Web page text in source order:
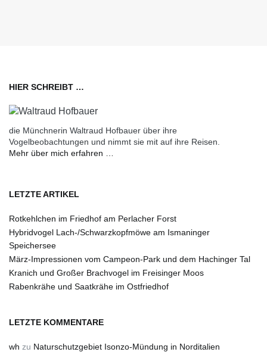
HIER SCHREIBT …
die Münchnerin Waltraud Hofbauer über ihre
Vogelbeobachtungen und nimmt sie mit auf ihre Reisen.
Mehr über mich erfahren …
LETZTE ARTIKEL
Rotkehlchen im Friedhof am Perlacher Forst
Hybridvogel Lach-/Schwarzkopfmöwe am Ismaninger
Speichersee
März-Impressionen vom Campeon-Park und dem Hachinger Tal
Kranich und Großer Brachvogel im Freisinger Moos
Rabenkrähe und Saatkrähe im Ostfriedhof
LETZTE KOMMENTARE
wh zu Naturschutzgebiet Isonzo-Mündung in Norditalien